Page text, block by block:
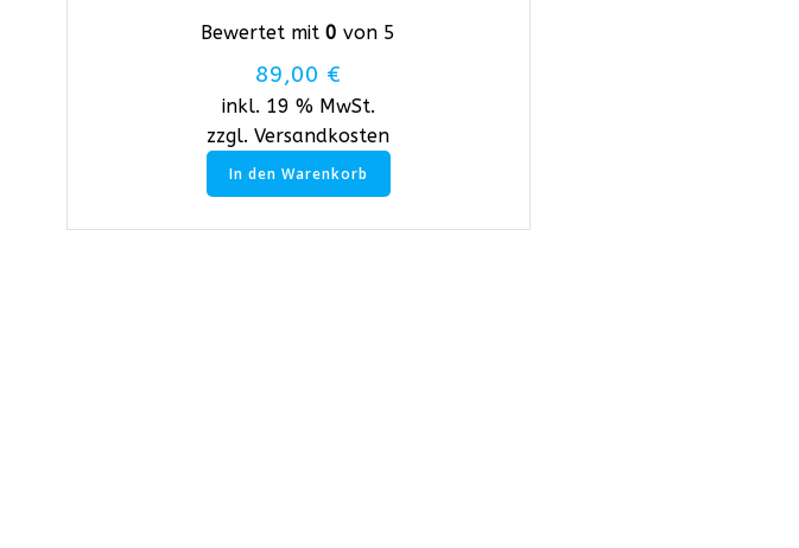
Bewertet mit0 von 5
89,00 €
inkl. 19 % MwSt.
zzgl.Versandkosten
In den Warenkorb